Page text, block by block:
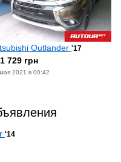
Outlander '17
729 грн
2021 в 00:42
'14